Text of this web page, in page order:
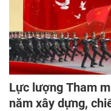
Lực lượng Tham
năm xây dựng,